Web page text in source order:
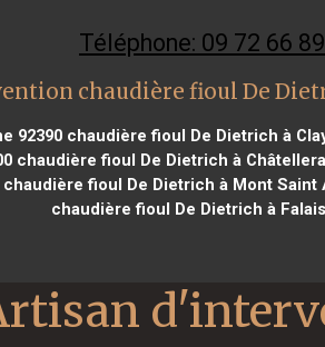
Téléphone: 09 72 66
chaudière fioul De
92390 chaudière fioul De Dietrich à
chaudière fioul De Dietrich à
chaudière fioul De Dietrich à Mont Saint
chaudière fioul De Dietrich à